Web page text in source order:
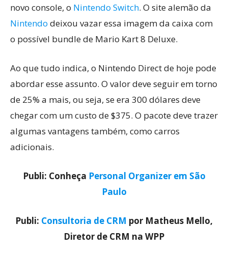
novo console, o Nintendo Switch. O site alemão da
Nintendo deixou vazar essa imagem da caixa com
o possível bundle de Mario Kart 8 Deluxe.
Ao que tudo indica, o Nintendo Direct de hoje pode
abordar esse assunto. O valor deve seguir em torno
de 25% a mais, ou seja, se era 300 dólares deve
chegar com um custo de $375. O pacote deve trazer
algumas vantagens também, como carros
adicionais.
Publi: Conheça Personal Organizer em São
Paulo
Publi: Consultoria de CRM por Matheus Mello,
Diretor de CRM na WPP